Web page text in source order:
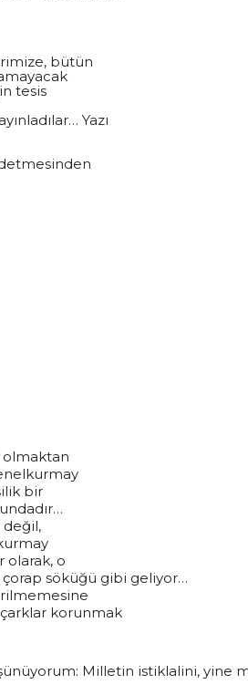
bütün
tesis
Yazı
olmaktan
bir
değil,
olarak, o
söküğü gibi geliyor…
korunmak
Milletin istiklalini, yine